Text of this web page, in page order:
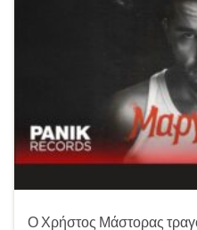
Ο Χρήστος Μάστορας